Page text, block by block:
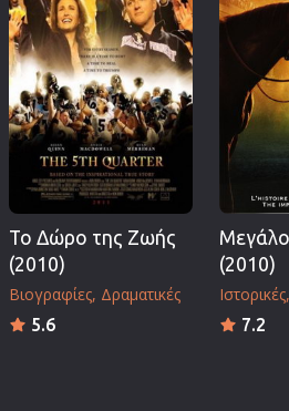
Το Δώρο της Ζωής
(2010)
Βιογραφίες Δραματικές
5.6
(2010)
Ιστορικές
7.2